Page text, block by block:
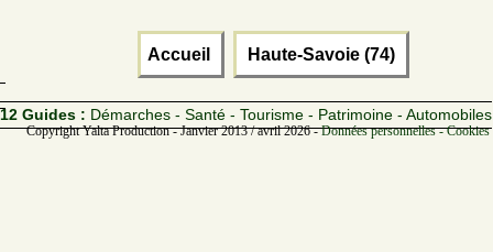
Accueil Haute-Savoie (74)
12 Guides : Démarches - Santé - Tourisme - Patrimoine - Automobiles
Copyright Yalta Production - Janvier 2013 / avril 2026 -Données personnelles -